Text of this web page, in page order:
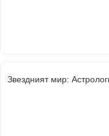
Звездният мир: